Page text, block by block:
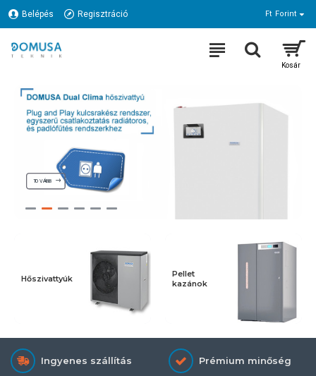
Belépés Regisztráció Ft Forint
TOVÁBB
Hőszivattyúk
Pellet
kazánok
Ingyenes szállítás Prémium minőség